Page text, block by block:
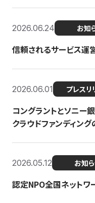
2026.06.24 お知
信頼されるサービス運
2026.06.01 プレスリ
コングラントとソニー
クラウドファンディン
2026.05.12 お知
認定NPO全国ネットワ